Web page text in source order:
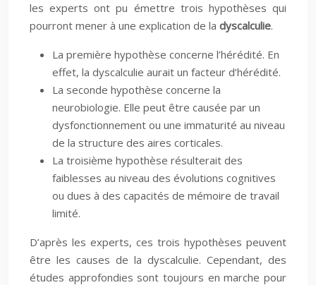
les experts ont pu émettre trois hypothèses qui
pourront mener à une explication de la dyscalculie.
La première hypothèse concerne l’hérédité. En
effet, la dyscalculie aurait un facteur d’hérédité.
La seconde hypothèse concerne la
neurobiologie. Elle peut être causée par un
dysfonctionnement ou une immaturité au niveau
de la structure des aires corticales.
La troisième hypothèse résulterait des
faiblesses au niveau des évolutions cognitives
ou dues à des capacités de mémoire de travail
limité.
D’après les experts, ces trois hypothèses peuvent
être les causes de la dyscalculie. Cependant, des
études approfondies sont toujours en marche pour